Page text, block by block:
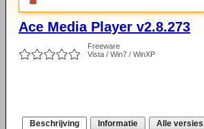
Ace Media Player v2.8.273
Freeware
Vista / Win7 / WinXP
Beschrijving Informatie Alle versies